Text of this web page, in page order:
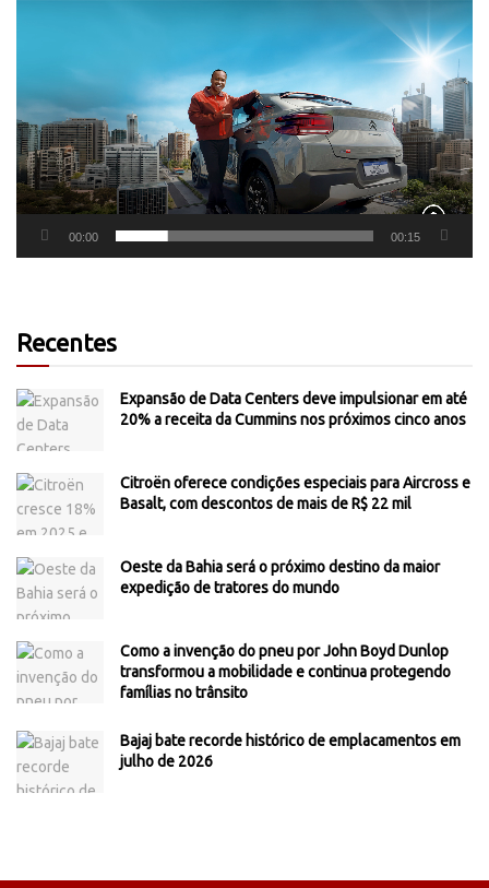
00:00 00:15
Recentes
Expansão de Data Centers deve impulsionar em até
20% a receita da Cummins nos próximos cinco anos
Citroën oferece condições especiais para Aircross e
Basalt, com descontos de mais de R$ 22 mil
Oeste da Bahia será o próximo destino da maior
expedição de tratores do mundo
Como a invenção do pneu por John Boyd Dunlop
transformou a mobilidade e continua protegendo
famílias no trânsito
Bajaj bate recorde histórico de emplacamentos em
julho de 2026